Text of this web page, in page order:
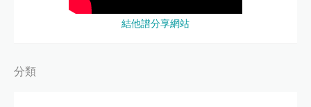
結他譜分享網站
分類